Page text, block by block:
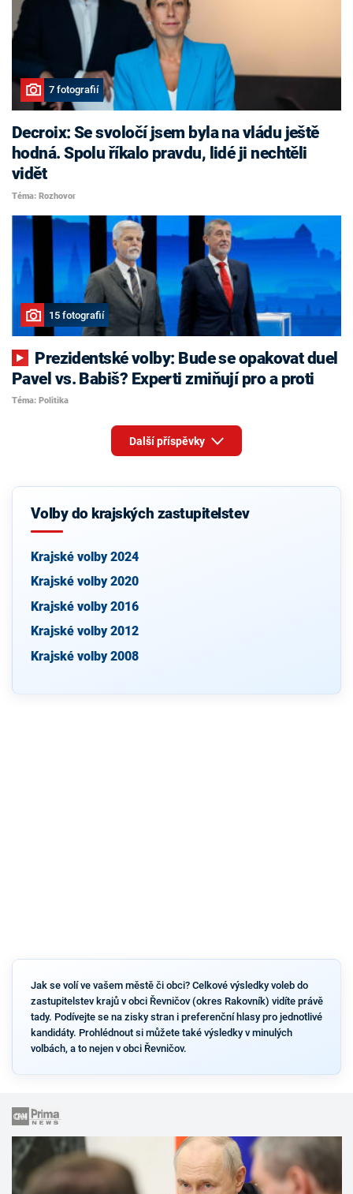
7 fotografií
Decroix: Se svoločí jsem byla na vládu ještě
hodná. Spolu říkalo pravdu, lidé ji nechtěli
vidět
Téma: Rozhovor
15 fotografií
Pavel vs. Babiš? Experti zmiňují pro a proti
Téma: Politika
Další příspěvky
Volby do krajských zastupitelstev
Krajské volby 2024
Krajské volby 2020
Krajské volby 2016
Krajské volby 2012
Krajské volby 2008
Jak se volí ve vašem městě či obci? Celkové výsledky voleb do
zastupitelstev krajů v obci Řevničov (okres Rakovník) vidíte právě
tady. Podívejte se na zisky stran i preferenční hlasy pro jednotlivé
kandidáty. Prohlédnout si můžete také výsledky v minulých
volbách, a to nejen v obci Řevničov.